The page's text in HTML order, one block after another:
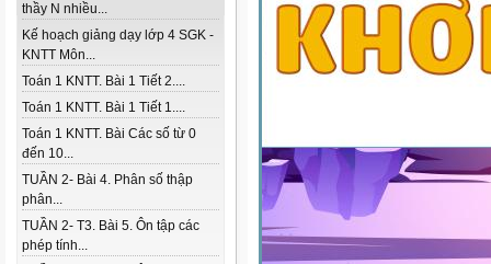
thầy N nhiều...
Kế hoạch giảng dạy lớp 4 SGK -
KNTT Môn...
Toán 1 KNTT. Bài 1 Tiết 2....
Toán 1 KNTT. Bài 1 Tiết 1....
Toán 1 KNTT. Bài Các số từ 0
đến 10...
TUẦN 2- Bài 4. Phân số thập
phân...
TUẦN 2- T3. Bài 5. Ôn tập các
phép tính...